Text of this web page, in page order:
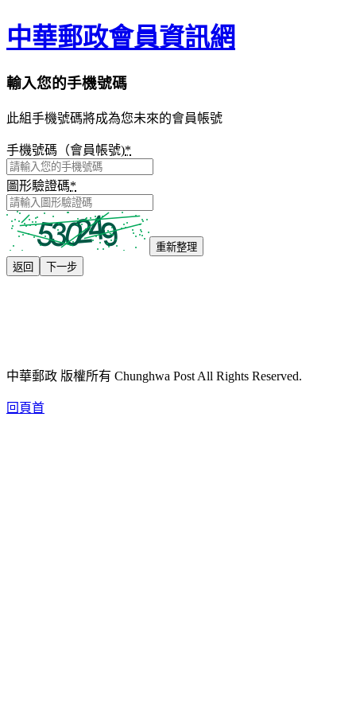
中華郵政會員資訊網
輸入您的手機號碼
此組手機號碼將成為您未來的會員帳號
手機號碼（會員帳號)*
圖形驗證碼*
重新整理
返回
下一步
中華郵政 版權所有 Chunghwa Post All Rights Reserved.
回頁首